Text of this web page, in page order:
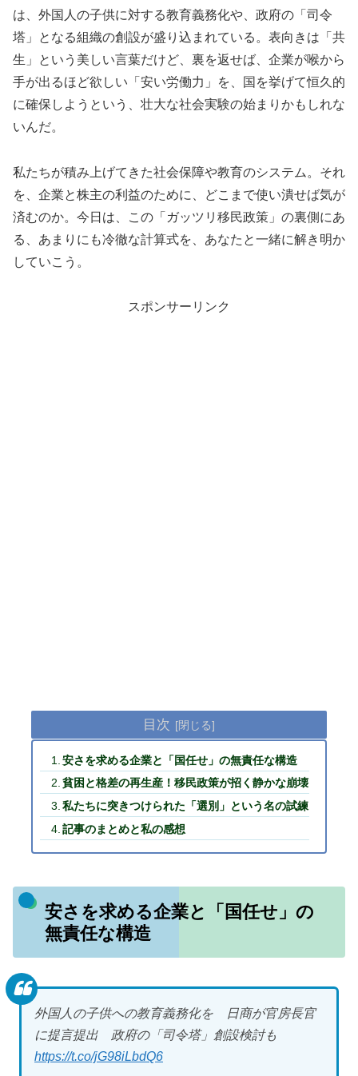
は、外国人の子供に対する教育義務化や、政府の「司令
塔」となる組織の創設が盛り込まれている。表向きは「共
生」という美しい言葉だけど、裏を返せば、企業が喉から
手が出るほど欲しい「安い労働力」を、国を挙げて恒久的
に確保しようという、壮大な社会実験の始まりかもしれな
いんだ。
私たちが積み上げてきた社会保障や教育のシステム。それ
を、企業と株主の利益のために、どこまで使い潰せば気が
済むのか。今日は、この「ガッツリ移民政策」の裏側にあ
る、あまりにも冷徹な計算式を、あなたと一緒に解き明か
していこう。
スポンサーリンク
目次
安さを求める企業と「国任せ」の無責任な構造
貧困と格差の再生産！移民政策が招く静かな崩壊
私たちに突きつけられた「選別」という名の試練
記事のまとめと私の感想
安さを求める企業と「国任せ」の
無責任な構造
外国人の子供への教育義務化を 日商が官房長官
に提言提出 政府の「司令塔」創設検討も
https://t.co/jG98iLbdQ6